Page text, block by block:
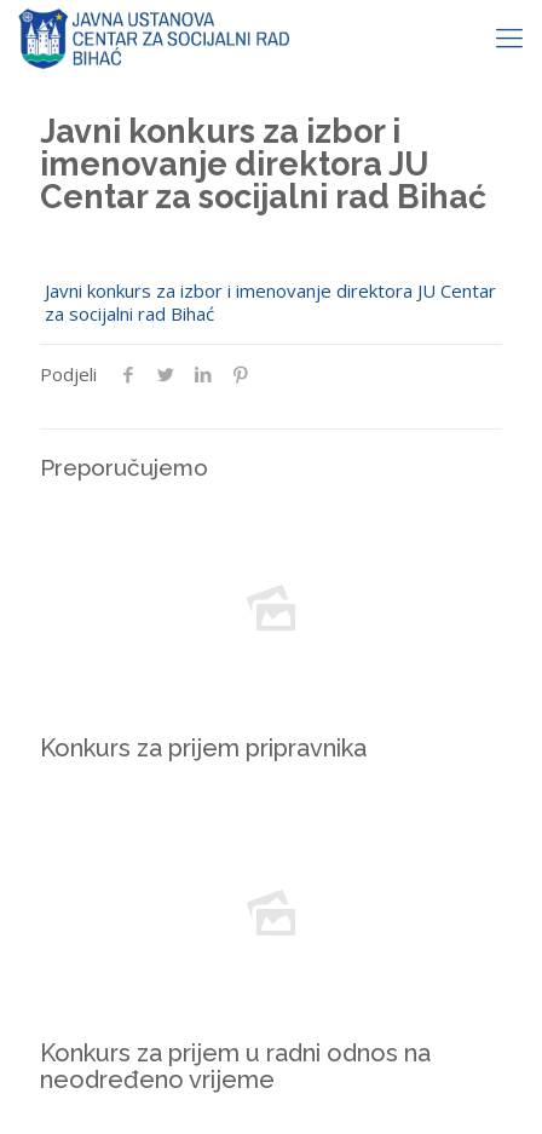
Javni konkurs za izbor i
imenovanje direktora JU
Centar za socijalni rad Bihać
Javni konkurs za izbor i imenovanje direktora JU Centar
za socijalni rad Bihać
Podjeli
Preporučujemo
Konkurs za prijem pripravnika
Konkurs za prijem u radni odnos na
neodređeno vrijeme